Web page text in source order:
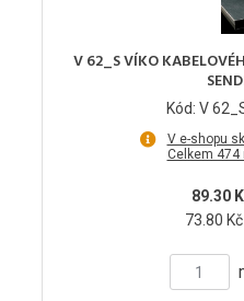
V 62_S VÍKO
Kód: V
V e-shopu
Celkem 474
89.30
73.80